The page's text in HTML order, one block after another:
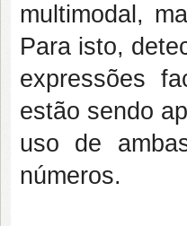
multimodal,
Para isto,
expressões
estão sendo
uso de
números.